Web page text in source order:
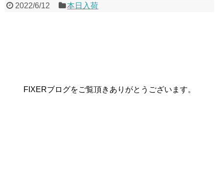
2022/6/12 本日入荷
FIXERブログをご覧頂きありがとうございます。